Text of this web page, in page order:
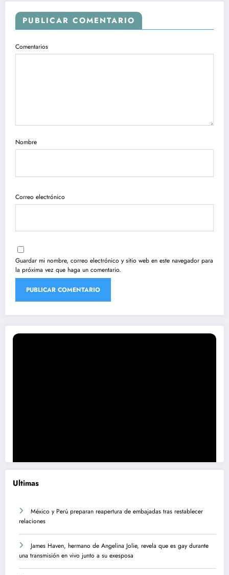
PUBLICAR COMENTARIO
Comentarios
Nombre
Correo electrónico
Guardar mi nombre, correo electrónico y sitio web en este navegador para
la próxima vez que haga un comentario.
Ultimas
México y Perú preparan reapertura de embajadas tras restablecer
relaciones
James Haven, hermano de Angelina Jolie, revela que es gay durante
una transmisión en vivo junto a su exesposa